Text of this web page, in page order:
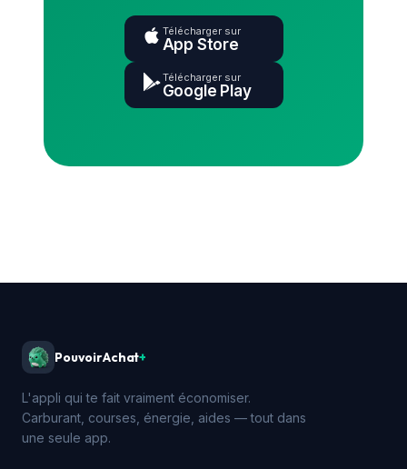
Télécharger sur
App Store
Télécharger sur
Google Play
PouvoirAchat+
L'appli qui te fait vraiment économiser.
Carburant, courses, énergie, aides — tout dans
une seule app.